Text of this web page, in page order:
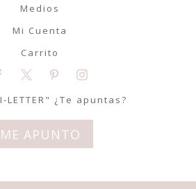
Medios
Mi Cuenta
Carrito
LETTER" ¿Te apuntas?
ME APUNTO